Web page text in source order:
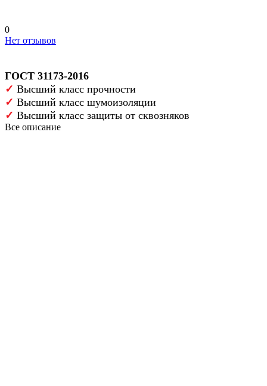
0
Нет отзывов
ГОСТ 31173-2016
✓ Высший класс прочности
✓ Высший класс шумоизоляции
✓ Высший класс защиты от сквозняков
Все описание